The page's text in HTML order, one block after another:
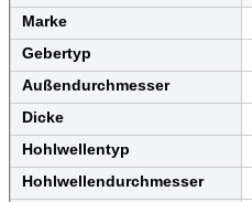
Marke
Gebertyp
Außendurchmesser
Dicke
Hohlwellentyp
Hohlwellendurchmesser